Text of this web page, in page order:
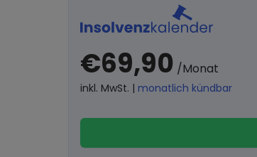
€69,90 /Monat
inkl. MwSt. | monatlich kündbar